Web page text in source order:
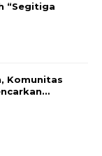
“Segitiga
Komunitas